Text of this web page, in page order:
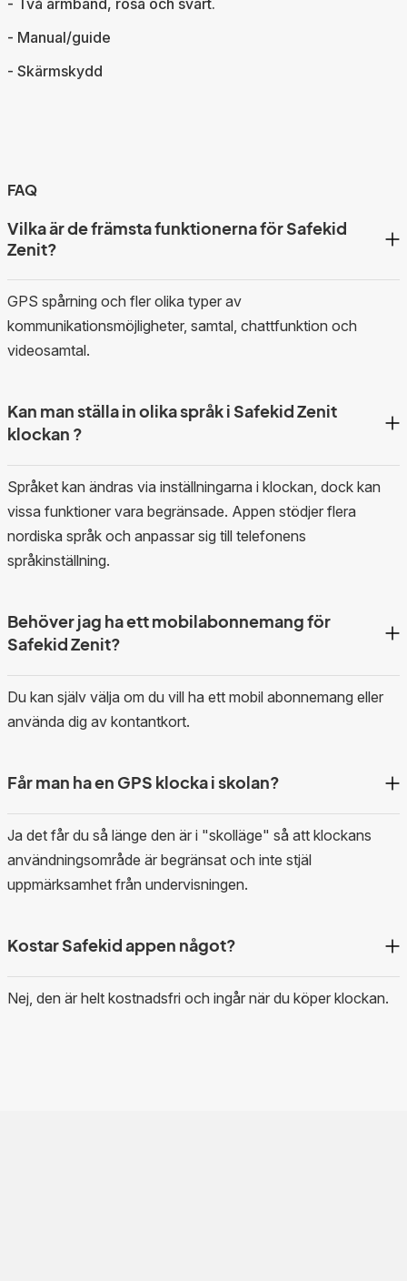
- Två armband, rosa och svart.
- Manual/guide
- Skärmskydd
FAQ
Vilka är de främsta funktionerna för Safekid
Zenit?
GPS spårning och fler olika typer av
kommunikationsmöjligheter, samtal, chattfunktion och
videosamtal.
Kan man ställa in olika språk i Safekid Zenit
klockan ?
Språket kan ändras via inställningarna i klockan, dock kan
vissa funktioner vara begränsade. Appen stödjer flera
nordiska språk och anpassar sig till telefonens
språkinställning.
Behöver jag ha ett mobilabonnemang för
Safekid Zenit?
Du kan själv välja om du vill ha ett mobil abonnemang eller
använda dig av kontantkort.
Får man ha en GPS klocka i skolan?
Ja det får du så länge den är i "skolläge" så att klockans
användningsområde är begränsat och inte stjäl
uppmärksamhet från undervisningen.
Kostar Safekid appen något?
Nej, den är helt kostnadsfri och ingår när du köper klockan.